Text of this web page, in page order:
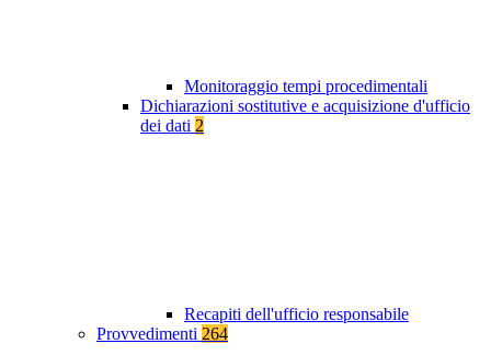
Monitoraggio tempi procedimentali
Dichiarazioni sostitutive e acquisizione d'ufficio
dei dati 2
Recapiti dell'ufficio responsabile
Provvedimenti 264